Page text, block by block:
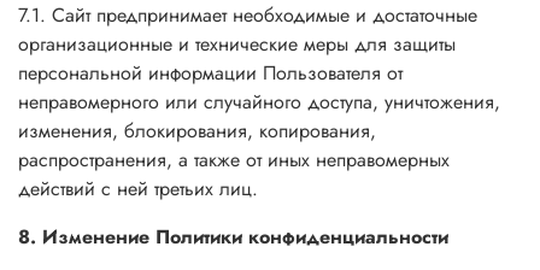
7.1. Сайт предпринимает необходимые и достаточные
организационные и технические меры для защиты
персональной информации Пользователя от
неправомерного или случайного доступа, уничтожения,
изменения, блокирования, копирования,
распространения, а также от иных неправомерных
действий с ней третьих лиц.
8. Изменение Политики конфиденциальности